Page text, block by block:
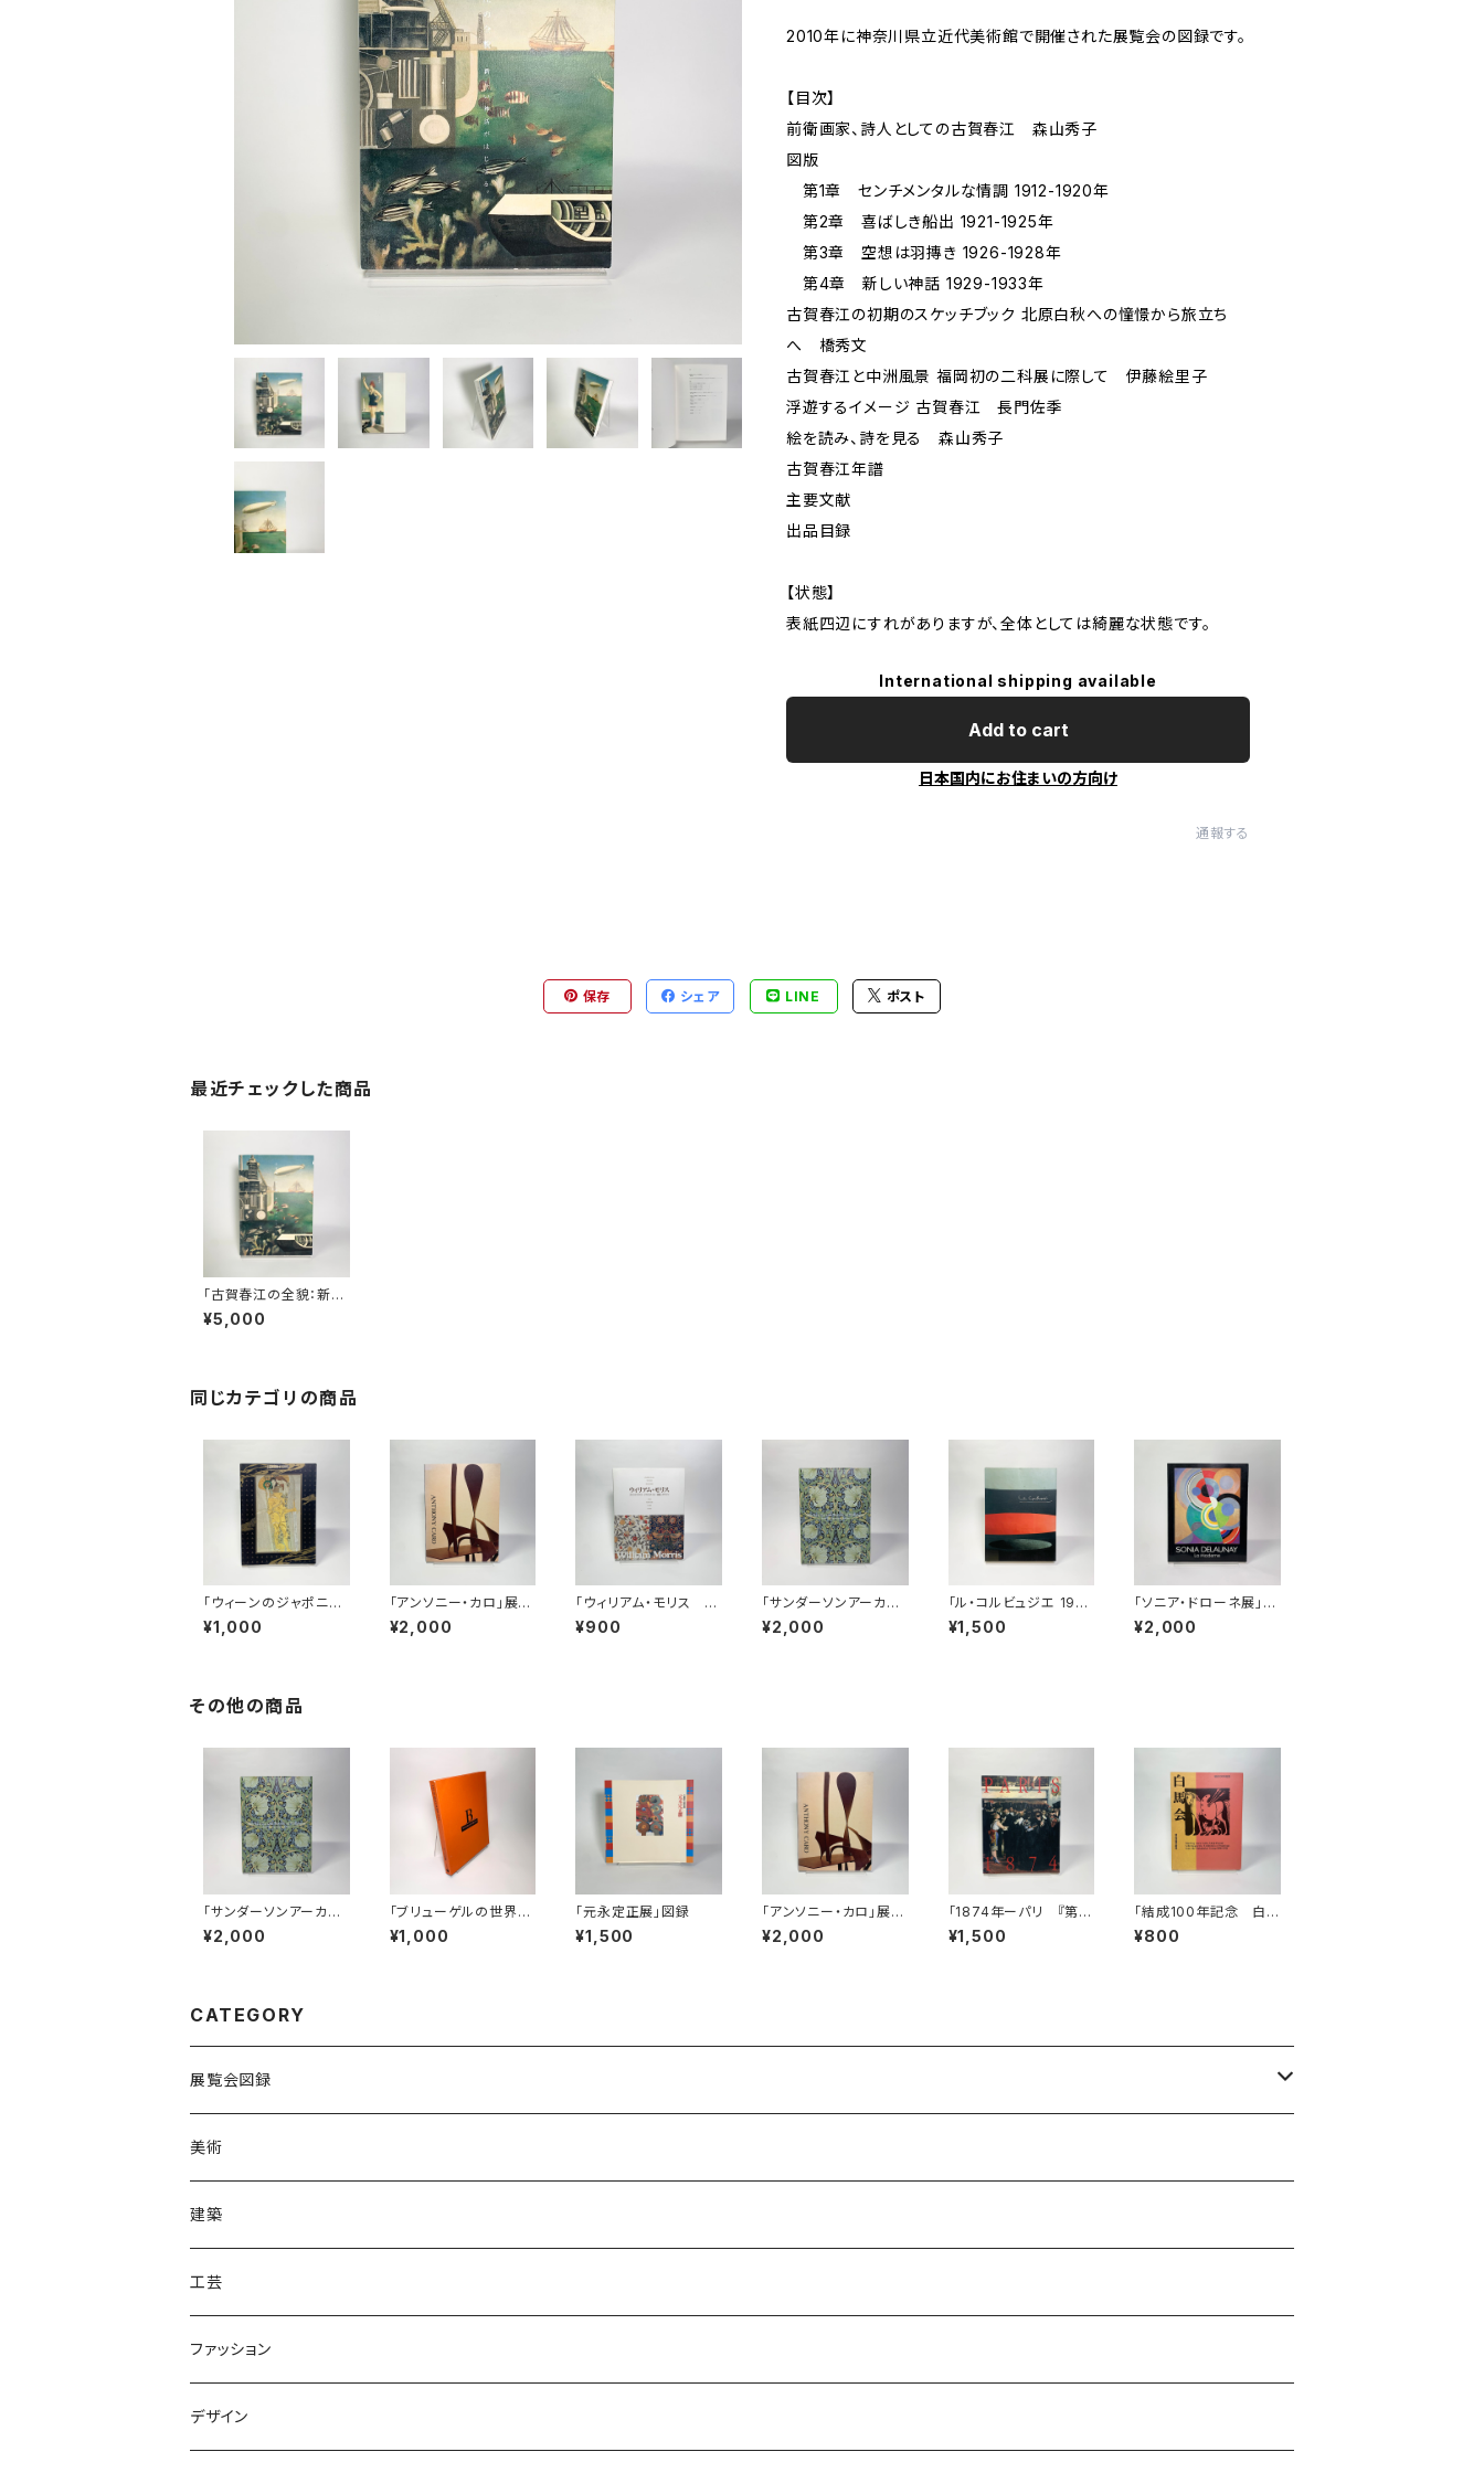
2010年に神奈川県立近代美術館で開催された展覧会の図録です。
【目次】
前衛画家、詩人としての古賀春江 森山秀子
図版
第1章 センチメンタルな情調 1912-1920年
第2章 喜ばしき船出 1921-1925年
第3章 空想は羽摶き 1926-1928年
第4章 新しい神話 1929-1933年
古賀春江の初期のスケッチブック 北原白秋への憧憬から旅立ち
へ 橋秀文
古賀春江と中洲風景 福岡初の二科展に際して 伊藤絵里子
浮遊するイメージ 古賀春江 長門佐季
絵を読み、詩を見る 森山秀子
古賀春江年譜
主要文献
出品目録
【状態】
表紙四辺にすれがありますが、全体としては綺麗な状態です。
International shipping available
Add to cart
日本国内にお住まいの方向け
通報する
保存 シェア LINE ポスト
最近チェックした商品
「古賀春江の全貌：新し
い神話がはじまる。」展
図録
¥5,000
同じカテゴリの商品
「ウィーンのジャポニス
ム」展図録
¥1,000
「アンソニー・カロ」展図
録
¥2,000
「ウィリアム・モリス ス
テンドグラス・テキスタ
イル・壁紙」展図録
¥900
「サンダーソンアーカイ
ブ ウィリアム・モリス
と英国の壁紙展ー美し
¥2,000
「ル・コルビュジエ 199
6‐1997」展図録
¥1,500
「ソニア・ドローネ展」図
録
¥2,000
その他の商品
「サンダーソンアーカイ
ブ ウィリアム・モリス
と英国の壁紙展ー美し
¥2,000
「ブリューゲルの世界」
展図録
¥1,000
「元永定正展」図録
¥1,500
「アンソニー・カロ」展図
録
¥2,000
「1874年ーパリ 『第一
回印象派展』とその時
代」展図録
¥1,500
「結成100年記念 白馬
会 明治洋画の新風」
展図録
¥800
CATEGORY
展覧会図録
国内
海外
美術
建築
工芸
ファッション
デザイン